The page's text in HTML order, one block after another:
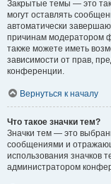
Закрытые темы — это
могут оставлять
автоматически
причинам модератором
также можете иметь
зависимости от прав,
конференции.
Вернуться к началу
Что такое значки тем?
Значки тем — это
сообщениями и
использования значков
администратором